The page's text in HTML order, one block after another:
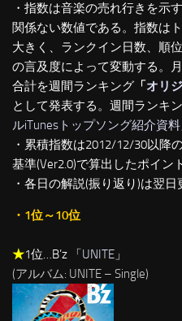
・指数は音楽の売れ行きを示
関係ない数値である。指数は
大きく、ランクイン日数、順
の言及度によって変動する。
合計を週間ランキング 「オリ
として発表する。週間ランキ
ルiTunesトップソング紹介資料
・累積指数は2012/12/30以降
基準(Ver2.0)で算出したポイン
・各日の解説(振り返り)は翌日
・1位～10位
★1位…B’z 「UNITE 」
(アルバム: UNITE – Single)